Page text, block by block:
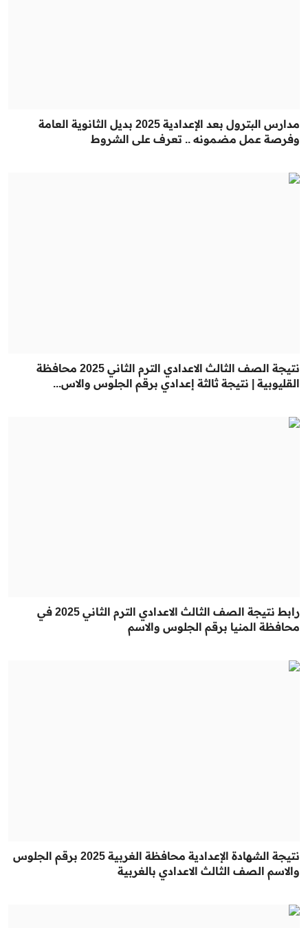
مدارس البترول بعد الإعدادية 2025 بديل الثانوية العامة
وفرصة عمل مضمونه .. تعرف على الشروط
نتيجة الصف الثالث الاعدادي الترم الثاني 2025 محافظة
القليوبية | نتيجة ثالثة إعدادي برقم الجلوس والاس...
رابط نتيجة الصف الثالث الاعدادي الترم الثاني 2025 في
محافظة المنيا برقم الجلوس والاسم
نتيجة الشهادة الإعدادية محافظة الغربية 2025 برقم الجلوس
والاسم الصف الثالث الاعدادي بالغربية